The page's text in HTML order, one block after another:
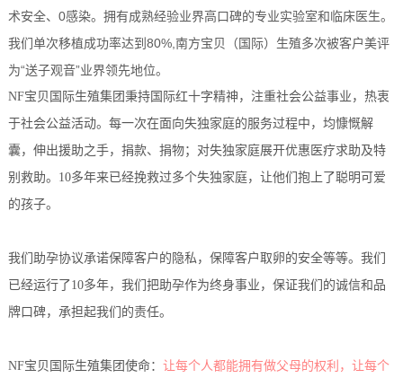
术安全、0感染。拥有成熟经验业界高口碑的专业实验室和临床医生。
我们单次移植成功率达到80%,南方宝贝（国际）生殖多次被客户美评
为“送子观音”业界领先地位。
NF宝贝国际生殖集团秉持国际红十字精神，注重社会公益事业，热衷
于社会公益活动。每一次在面向失独家庭的服务过程中，均慷慨解
囊，伸出援助之手，捐款、捐物；对失独家庭展开优惠医疗求助及特
别救助。10多年来已经挽救过多个失独家庭，让他们抱上了聪明可爱
的孩子。
我们助孕协议承诺保障客户的隐私，保障客户取卵的安全等等。我们
已经运行了10多年，我们把助孕作为终身事业，保证我们的诚信和品
牌口碑，承担起我们的责任。
NF宝贝国际生殖集团使命： 让每个人都能拥有做父母的权利，让每个